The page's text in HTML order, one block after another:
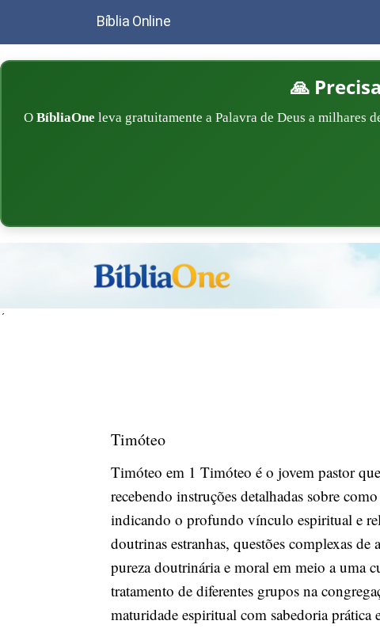
Bíblia Online
🙏
O BíbliaOne leva gratuitamente a Palavra de Deus a milhares
´
Timóteo
Timóteo em 1 Timóteo é o jovem pastor
recebendo instruções detalhadas sobre
indicando o profundo vínculo espiritual e
doutrinas estranhas, questões complexas
pureza doutrinária e moral em meio a uma
tratamento de diferentes grupos na
maturidade espiritual com sabedoria